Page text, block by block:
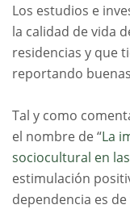
Los estudios e
la calidad de vida
residencias y que
reportando
Tal y como
el nombre de “La
sociocultural en
estimulación
dependencia es